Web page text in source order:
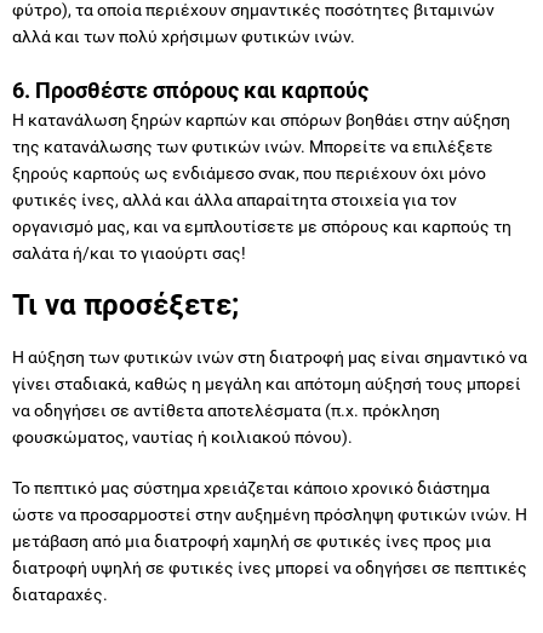
φύτρο), τα οποία περιέχουν σημαντικές ποσότητες βιταμινών
αλλά και των πολύ χρήσιμων φυτικών ινών.
6. Προσθέστε σπόρους και καρπούς
Η κατανάλωση ξηρών καρπών και σπόρων βοηθάει στην αύξηση
της κατανάλωσης των φυτικών ινών. Μπορείτε να επιλέξετε
ξηρούς καρπούς ως ενδιάμεσο σνακ, που περιέχουν όχι μόνο
φυτικές ίνες, αλλά και άλλα απαραίτητα στοιχεία για τον
οργανισμό μας, και να εμπλουτίσετε με σπόρους και καρπούς τη
σαλάτα ή/και το γιαούρτι σας!
Τι να προσέξετε;
Η αύξηση των φυτικών ινών στη διατροφή μας είναι σημαντικό να
γίνει σταδιακά, καθώς η μεγάλη και απότομη αύξησή τους μπορεί
να οδηγήσει σε αντίθετα αποτελέσματα (π.χ. πρόκληση
φουσκώματος, ναυτίας ή κοιλιακού πόνου).
Το πεπτικό μας σύστημα χρειάζεται κάποιο χρονικό διάστημα
ώστε να προσαρμοστεί στην αυξημένη πρόσληψη φυτικών ινών. Η
μετάβαση από μια διατροφή χαμηλή σε φυτικές ίνες προς μια
διατροφή υψηλή σε φυτικές ίνες μπορεί να οδηγήσει σε πεπτικές
διαταραχές.